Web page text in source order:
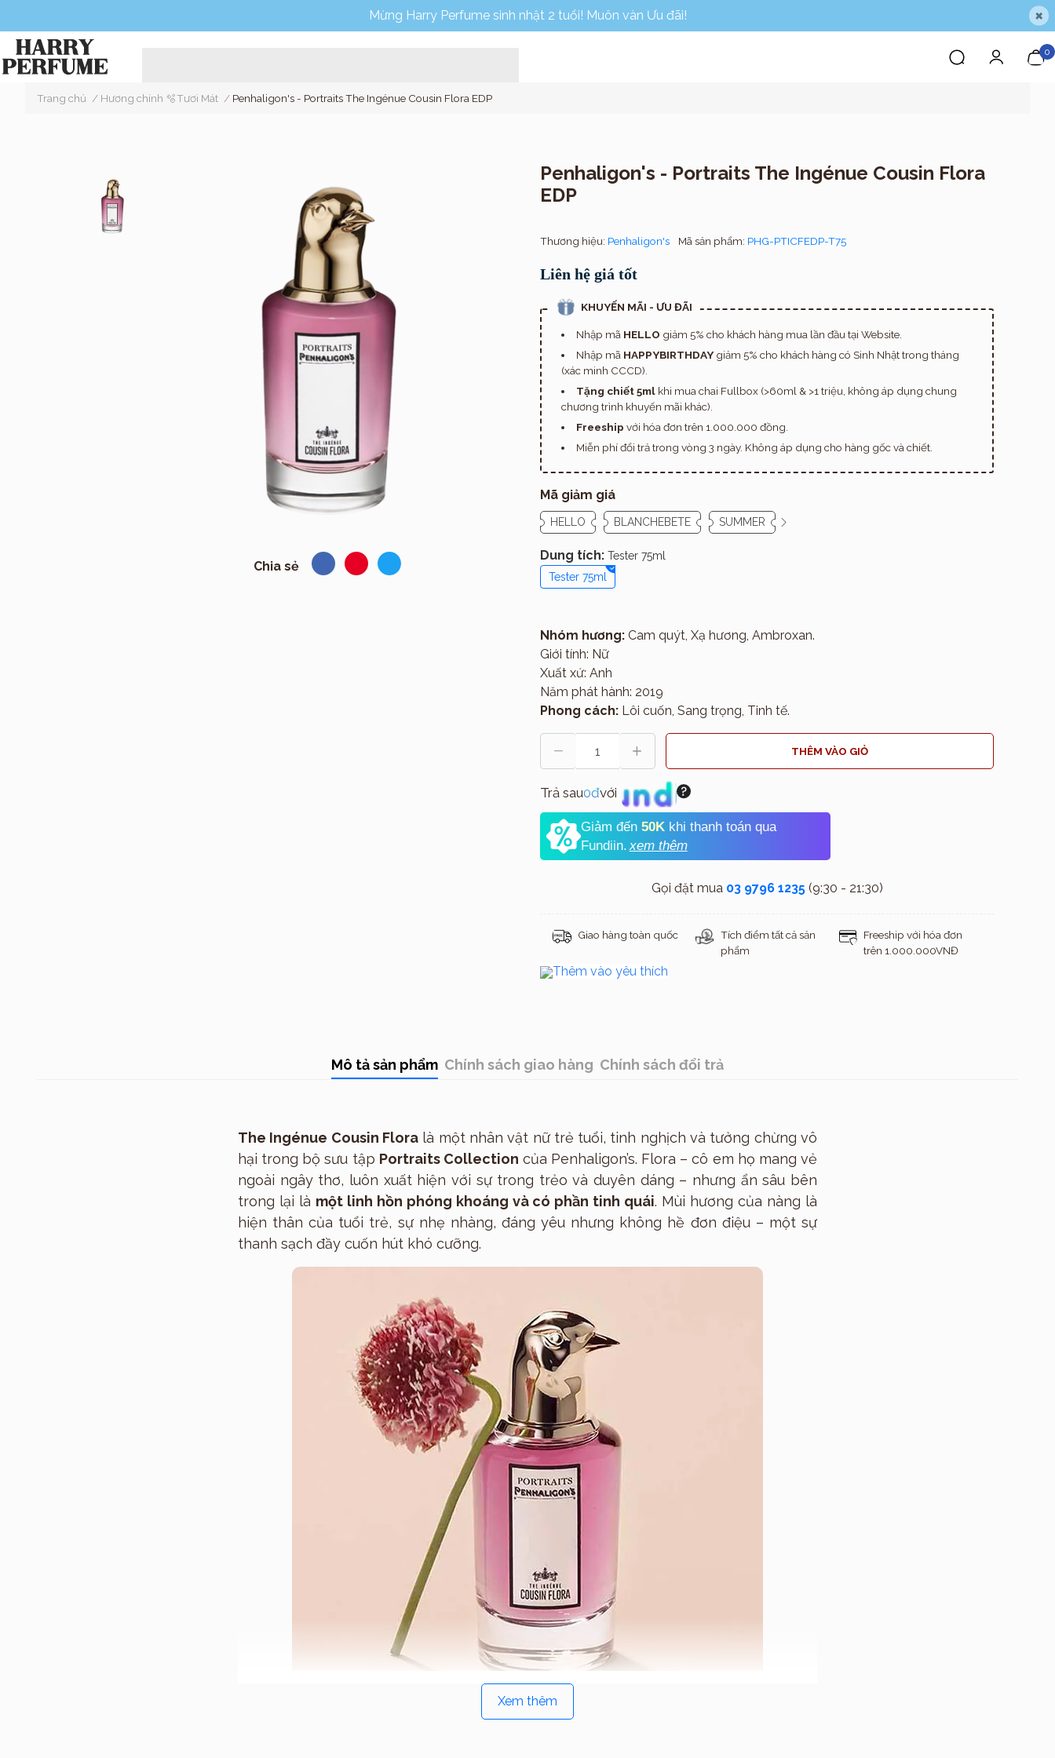
Mừng Harry Perfume sinh nhật 2 tuổi! Muôn vàn Ưu đãi! ×
Home
Giới thiệu
Thương hiệu
Sản phẩm
0
Trang chủ / Hương chính 🫧Tươi Mát / Penhaligon's - Portraits The Ingénue Cousin Flora EDP
Chia sẻ
Penhaligon's - Portraits The Ingénue Cousin Flora
EDP
Thương hiệu: Penhaligon's Mã sản phẩm: PHG-PTICFEDP-T75
Liên hệ giá tốt
KHUYẾN MÃI - ƯU ĐÃI
Nhập mã HELLO giảm 5% cho khách hàng mua lần đầu tại Website.
Nhập mã HAPPYBIRTHDAYgiảm 5% cho khách hàng có Sinh Nhật trong tháng
(xác minh CCCD).
Tặng chiết 5mlkhi mua chai Fullbox (>60ml & >1 triệu, không áp dụng chung
chương trình khuyến mãi khác).
Freeship với hóa đơn trên 1.000.000 đồng.
Miễn phí đổi trả trong vòng 3 ngày. Không áp dụng cho hàng gốc và chiết.
Mã giảm giá
HELLO BLANCHEBETE SUMMER
Dung tích: Tester 75ml
Tester 75ml
Nhóm hương: Cam quýt, Xạ hương, Ambroxan.
Giới tính: Nữ
Xuất xứ: Anh
Năm phát hành: 2019
Phong cách: Lôi cuốn, Sang trọng, Tinh tế.
THÊM VÀO GIỎ
Trả sau0đvới
Giảm đến 50K khi thanh toán qua
Fundiin. xem thêm
Gọi đặt mua 03 9796 1235(9:30 - 21:30)
Giao hàng toàn quốc
Tích điểm tất cả sản
phẩm
Freeship với hóa đơn
trên 1.000.000VNĐ
Thêm vào yêu thích
Mô tả sản phẩm Chính sách giao hàng Chính sách đổi trả
The Ingénue Cousin Floralà một nhân vật nữ trẻ tuổi, tinh nghịch và tưởng chừng vô
hại trong bộ sưu tập Portraits Collection của Penhaligon’s. Flora – cô em họ mang vẻ
ngoài ngây thơ, luôn xuất hiện với sự trong trẻo và duyên dáng – nhưng ẩn sâu bên
trong lại là một linh hồn phóng khoáng và có phần tinh quái. Mùi hương của nàng là
hiện thân của tuổi trẻ, sự nhẹ nhàng, đáng yêu nhưng không hề đơn điệu – một sự
thanh sạch đầy cuốn hút khó cưỡng.
Xem thêm